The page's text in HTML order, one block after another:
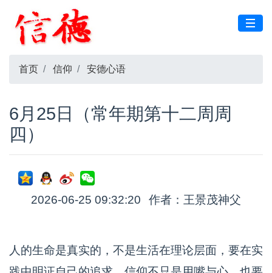
首页 信仰 安德心语
6月25日（常年期第十二周周
四）
2026-06-25 09:32:20 作者：王景茂神父
人的生命是真实的，不是生活在理论层面，要在实